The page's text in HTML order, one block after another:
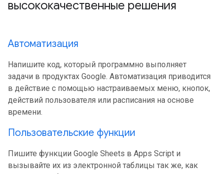
высококачественные решения
Автоматизация
Напишите код, который программно выполняет
задачи в продуктах Google. Автоматизация приводится
в действие с помощью настраиваемых меню, кнопок,
действий пользователя или расписания на основе
времени.
Пользовательские функции
Пишите функции Google Sheets в Apps Script и
вызывайте их из электронной таблицы так же, как